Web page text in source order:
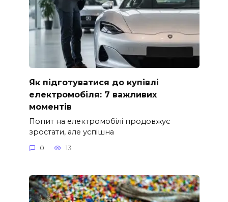
Як підготуватися до купівлі
електромобіля: 7 важливих
моментів
Попит на електромобілі продовжує
зростати, але успішна
0 13